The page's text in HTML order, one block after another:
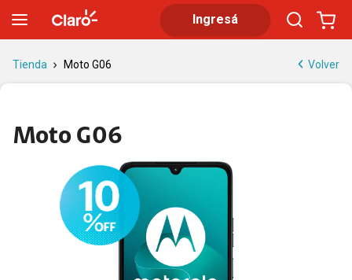
Ingresá
Tienda Moto G06 Volver
Moto G06
Moto G06 64GB: Pantalla HD+ 120Hz y Batería 5200 mAh